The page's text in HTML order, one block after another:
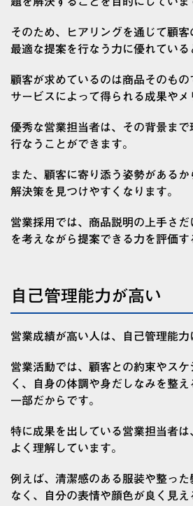
そのため、ヒアリングを通じて顧客
最適な提案を行なう力に優れている
顧客が求めているのは商品そのも
サービスによって得られる成果やメ
優秀な営業担当者は、その背景まで
行なうことができます。
また、顧客に寄り添う姿勢がある
解決策を見つけやすくなります。
営業採用では、商品説明の上手さ
を考えながら提案できる力を評価す
自己管理能力が高い
営業成績が高い人は、自己管理能力
営業活動では、顧客との約束やス
く、自身の体調や身だしなみを整
一部だからです。
特に成果を出している営業担当者は
よく理解しています。
例えば、清潔感のある服装や整っ
なく、自分の表情や顔色が良く見